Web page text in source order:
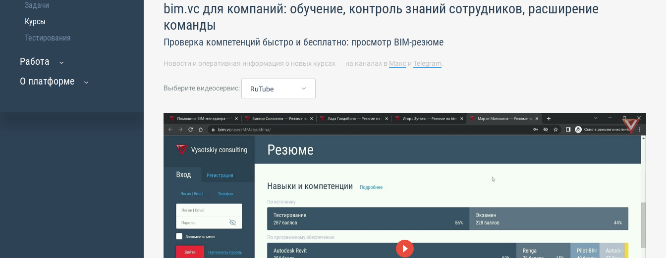
Задачи
Курсы
Тестирования
Работа
О платформе
bim.vc для компаний: обучение, контроль знаний сотрудников, расширение
команды
Проверка компетенций быстро и бесплатно: просмотр BIM-резюме
Новости и оперативная информация о новых курсах — на каналах в Макс и Telegram
Выберите видеосервис: RuTube